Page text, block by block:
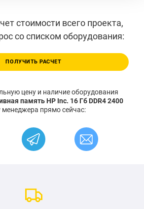
стоимости всего проекта,
со списком оборудования:
ПОЛУЧИТЬ РАСЧЕТ
цену и наличие оборудования
память HP Inc. 16 Гб DDR4 2400
менеджера прямо сейчас: